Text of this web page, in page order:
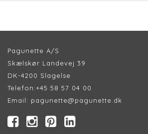
Pagunette A/S
Skælskør Landevej 39
DK-4200 Slagelse
Telefon:+45 58 57 04 00
Email: pagunette@pagunette.dk